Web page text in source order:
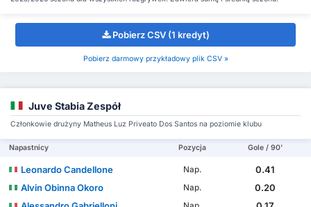
Pobierz CSV (1 kredyt)
Pobierz darmowy przykładowy plik CSV »
Juve Stabia Zespół
Członkowie drużyny Matheus Luz Priveato Dos Santos na poziomie klubu
Napastnicy Pozycja Gole / 90'
Leonardo Candellone Nap.
0.41
Alvin Obinna Okoro
Nap.
0.20